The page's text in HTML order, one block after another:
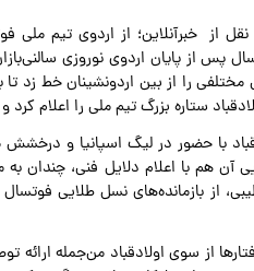
نقل از خبرآنلاین؛ از اردوی تیم
پس از پایان اردوی نوروزی
ستاره بزرگ تیم ملی را اعلام
با حضور در لیگ اسپانیا و
آن هم با اعلام دلایل فنی، چندان
طیبی، از بازمانده‌های نسل طلایی
از سوی اولادقباد من‌جمله